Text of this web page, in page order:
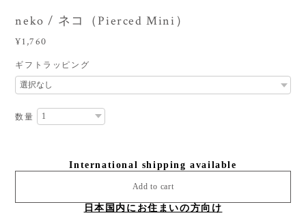
neko / ネコ（Pierced Mini）
¥1,760
ギフトラッピング
数量
International shipping available
Add to cart
日本国内にお住まいの方向け